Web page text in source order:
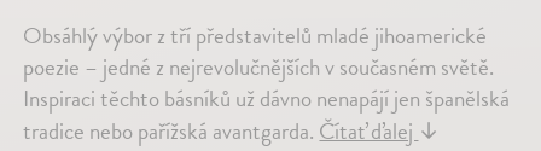
Obsáhlý výbor z tří představitelů mladé jihoamerické
poezie – jedné z nejrevolučnějších v současném světě.
Inspiraci těchto básníků už dávno nenapájí jen španělská
tradice nebo pařížská avantgarda.Čítať ďalej↓